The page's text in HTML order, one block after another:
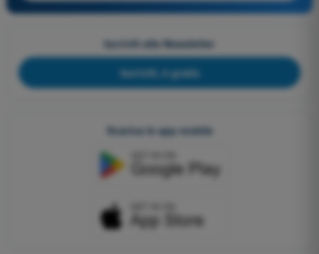
Iscriviti alla Newsletter
Iscriviti, è gratis
Scarica le app mobile